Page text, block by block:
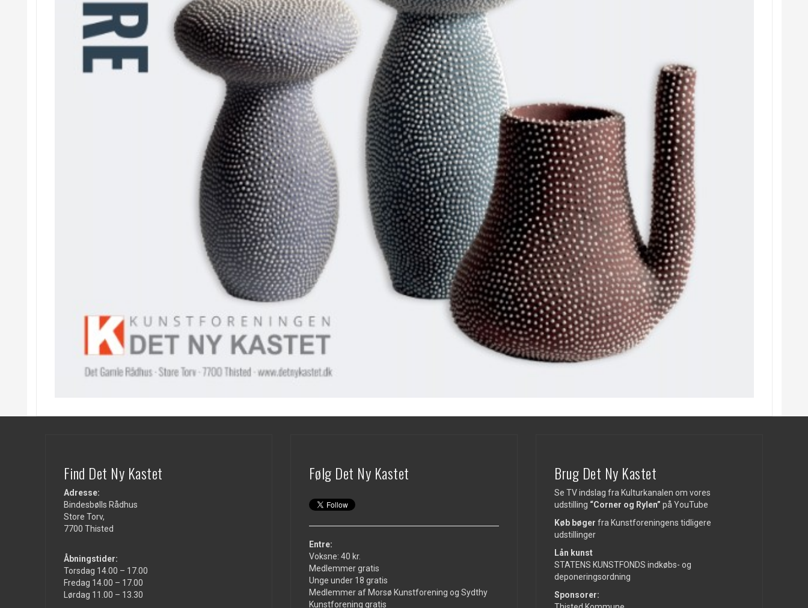
Find Det Ny Kastet
Adresse:
Bindesbølls Rådhus
Store Torv,
7700 Thisted
Åbningstider:
Torsdag 14.00 – 17.00
Fredag 14.00 – 17.00
Lørdag 11.00 – 13.30
Følg Det Ny Kastet
Entre:
Voksne: 40 kr.
Medlemmer gratis
Unge under 18 gratis
Medlemmer af Morsø Kunstforening og Sydthy
Kunstforening gratis
Brug Det Ny Kastet
Se TV indslag fra Kulturkanalen om vores
udstilling “Corner og Rylen”påYouTube
Køb bøger fra Kunstforeningens tidligere
udstillinger
Lån kunst
STATENS KUNSTFONDS indkøbs- og
deponeringsordning
Sponsorer: